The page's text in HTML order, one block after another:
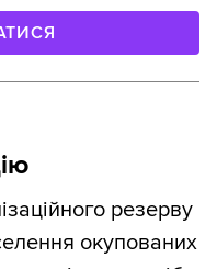
резерву
окупованих